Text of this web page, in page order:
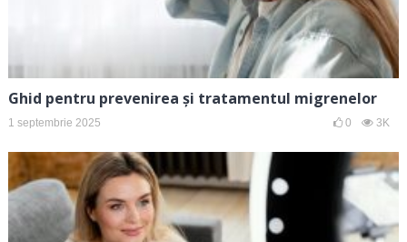
Ghid pentru prevenirea și tratamentul migrenelor
1 septembrie 2025 0 3K